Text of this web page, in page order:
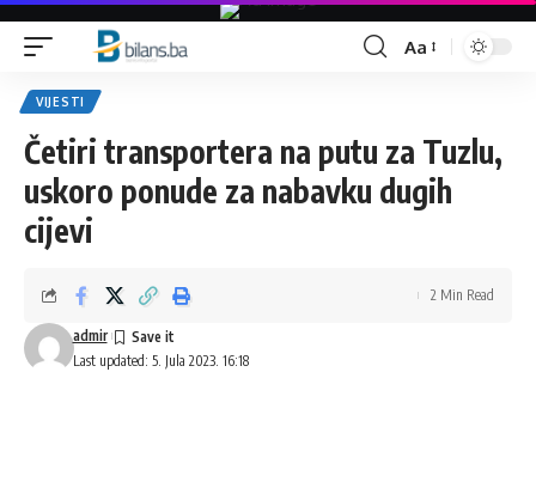
Font
Aa
VIJESTI
Četiri transportera na putu za Tuzlu,
uskoro ponude za nabavku dugih
cijevi
Last updated: 5. Jula 2023. 16:18
admir
2 Min Read